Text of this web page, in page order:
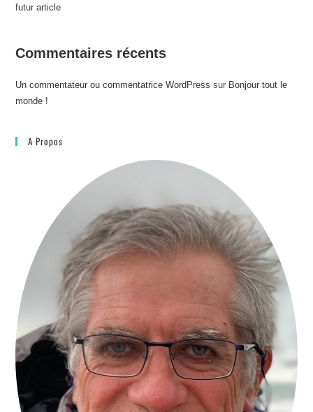
futur article
Commentaires récents
Un commentateur ou commentatrice WordPress sur Bonjour tout le
monde !
A Propos